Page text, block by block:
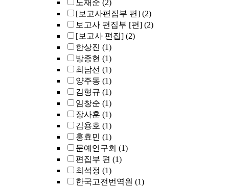
노재준 (2)
[보고사편집부 편] (2)
보고사 편집부 [편] (2)
[보고사 편집] (2)
한상진 (1)
방종현 (1)
최남선 (1)
양주동 (1)
김형규 (1)
임창순 (1)
장사훈 (1)
김용호 (1)
홍효민 (1)
문예연구회 (1)
편집부 편 (1)
최석정 (1)
한국고전번역원 (1)